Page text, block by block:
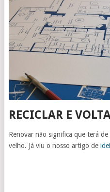
RECICLAR E
Renovar não significa que terá
velho. Já viu o nosso artigo de